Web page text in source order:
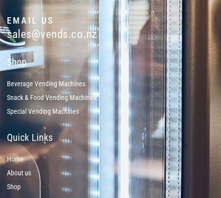
EMAIL US
sales@vends.co.nz
Shop
Beverage Vending Machines
Snack & Food Vending Machines
Special Vending Machines
Quick Links
Home
About us
Shop